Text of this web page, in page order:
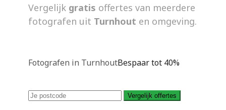
Vergelijk gratis offertes van meerdere
fotografen uit Turnhout en omgeving.
Fotografen in TurnhoutBespaar tot 40%
Vergelijk offertes